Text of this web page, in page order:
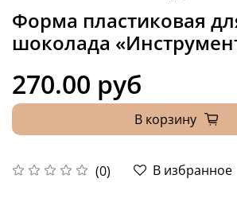
Форма пластиковая
шоколада
(0) В избранное
270.00 руб
В корзину